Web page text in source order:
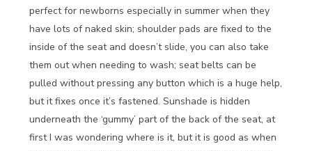
perfect for newborns especially in summer when they
have lots of naked skin; shoulder pads are fixed to the
inside of the seat and doesn’t slide, you can also take
them out when needing to wash; seat belts can be
pulled without pressing any button which is a huge help,
but it fixes once it’s fastened. Sunshade is hidden
underneath the ‘gummy’ part of the back of the seat, at
first I was wondering where is it, but it is good as when